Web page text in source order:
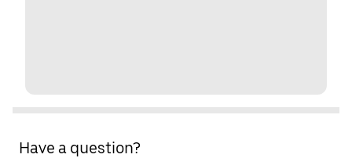
Have a question?